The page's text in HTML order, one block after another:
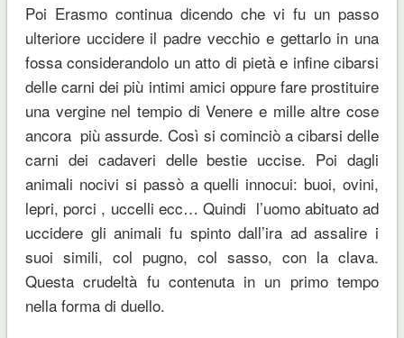
Poi Erasmo continua dicendo che vi fu un passo
ulteriore uccidere il padre vecchio e gettarlo in una
fossa considerandolo un atto di pietà e infine cibarsi
delle carni dei più intimi amici oppure fare prostituire
una vergine nel tempio di Venere e mille altre cose
ancora più assurde. Così si cominciò a cibarsi delle
carni dei cadaveri delle bestie uccise. Poi dagli
animali nocivi si passò a quelli innocui: buoi, ovini,
lepri, porci , uccelli ecc… Quindi l’uomo abituato ad
uccidere gli animali fu spinto dall’ira ad assalire i
suoi simili, col pugno, col sasso, con la clava.
Questa crudeltà fu contenuta in un primo tempo
nella forma di duello.